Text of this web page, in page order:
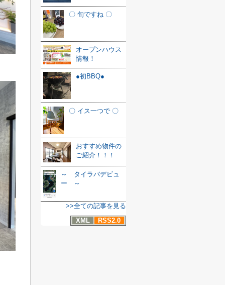
〇 旬ですね 〇
オープンハウス
情報！
●初BBQ●
〇 イス一つで 〇
おすすめ物件の
ご紹介！！！
～ タイラバデビュ
ー ～
>>全ての記事を見る
XML
RSS2.0